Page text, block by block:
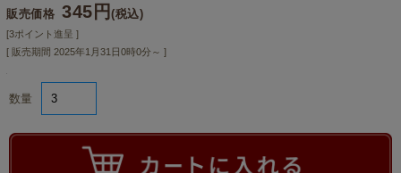
販売価格 345円(税込)
[3ポイント進呈 ]
[ 販売期間 2025年1月31日0時0分 ～ ]
数量